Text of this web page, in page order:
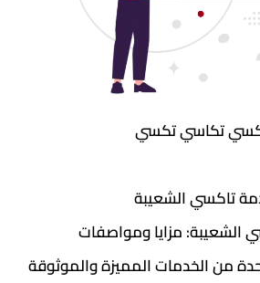
تكاسي تكسي
تاكسي الشعيبة
الشعيبة: مزايا ومواصفات
من الخدمات المميزة والموثوقة